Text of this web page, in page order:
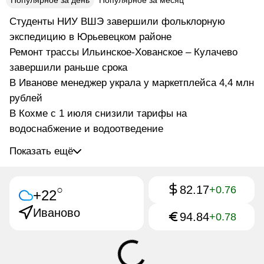
Студенты НИУ ВШЭ завершили фольклорную
экспедицию в Юрьевецком районе
Ремонт трассы Ильинское-Хованское – Кулачево
завершили раньше срока
В Иванове менеджер украла у маркетплейса 4,4 млн
рублей
В Кохме с 1 июля снизили тарифы на
водоснабжение и водоотведение
Показать ещё
+22○
Иваново
82.17+0.76
94.84+0.78